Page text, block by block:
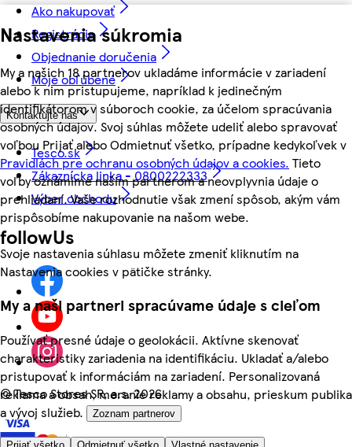
Nastavenia súkromia
My a našich 18 partnerov ukladáme informácie v zariadení
alebo k nim pristupujeme, napríklad k jedinečným
identifikátorom v súboroch cookie, za účelom spracúvania
osobných údajov. Svoj súhlas môžete udeliť alebo spravovať
voľbou Prijať alebo Odmietnuť všetko, prípadne kedykoľvek v
Pravidlách pre ochranu osobných údajov a cookies. Tieto
voľby oznámime našim partnerom a neovplyvnia údaje o
prehliadaní. Vaše rozhodnutie však zmení spôsob, akým vám
prispôsobíme nakupovanie na našom webe.
Svoje nastavenia súhlasu môžete zmeniť kliknutím na
Nastavenia cookies v pätičke stránky.
My a naši partneri spracúvame údaje s cieľom
Používať presné údaje o geolokácii. Aktívne skenovať
charakteristiky zariadenia na identifikáciu. Ukladať a/alebo
pristupovať k informáciám na zariadení. Personalizovaná
reklama a obsah, meranie reklamy a obsahu, prieskum publika
a vývoj služieb.
Zoznam partnerov
Ako nakupovať
Registrácia
Objednanie doručenia
Moje obľúbené
Kontaktujte nás
Tesco.sk
Zákaznícka linka - 0800222333
Výber obchodu
followUs
©Tesco Stores SR, a.s. 2026